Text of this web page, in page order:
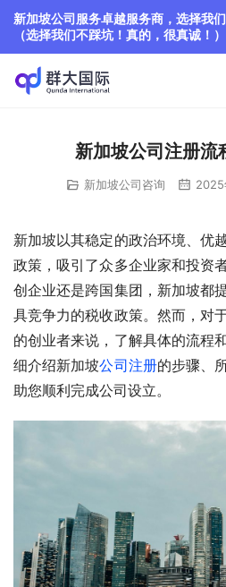
新加坡公司注册流
新加坡公司咨询 2025
新加坡以其稳定的政治环境、优
政策，吸引了众多企业家和投资
创企业还是跨国集团，新加坡都
具竞争力的税收政策。然而，对
的创业者来说，了解具体的流程
细介绍新加坡公司注册的步骤、
助您顺利完成公司设立。
新加坡公司服务卓越服务商，选择我
（选择我们不踩坑！真的，很真诚！）